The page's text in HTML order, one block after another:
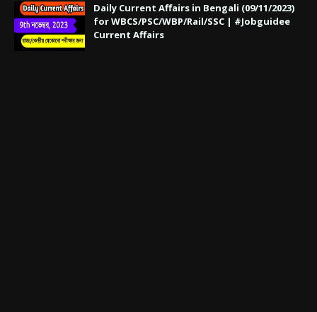
Daily Current Affairs in Bengali (09/11/2023)
for WBCS/PSC/WBP/Rail/SSC | #Jobguidee
Current Affairs